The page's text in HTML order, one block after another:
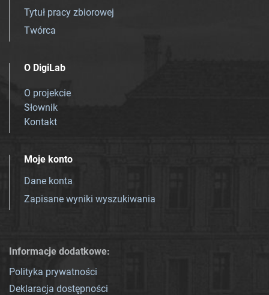
Tytuł pracy zbiorowej
Twórca
O DigiLab
O projekcie
Słownik
Kontakt
Moje konto
Dane konta
Zapisane wyniki wyszukiwania
Informacje dodatkowe:
Polityka prywatności
Deklaracja dostępności